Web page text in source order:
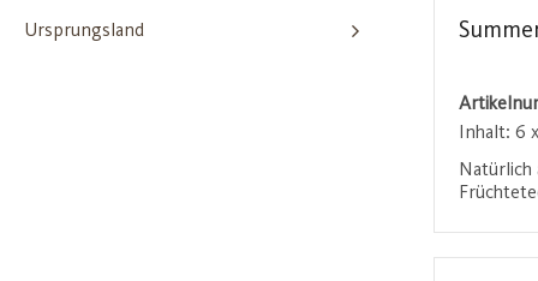
Ursprungsland
Inhalt: 6
Natürlich
Hibiskus,